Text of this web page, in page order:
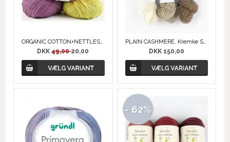
ORGANIC COTTON+NETTLES+WOOL fra ONION
DKK49,0020,00
PLAIN CASHMERE, Kremke Soul Wool
DKK 150,00
- 62%